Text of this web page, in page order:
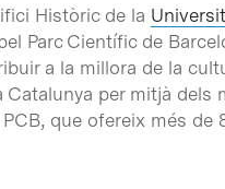
Històric de la
Parc Científic de
a la millora de la
per mitjà dels
que ofereix més de